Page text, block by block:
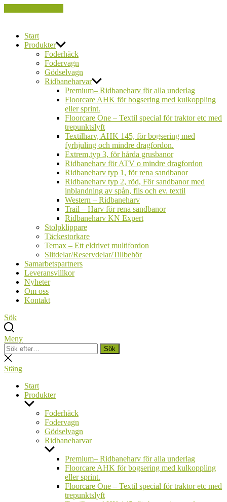
Start
Produkter
Foderhäck
Fodervagn
Gödselvagn
Ridbaneharvar
Premium– Ridbaneharv för alla underlag
Floorcare AHK för bogsering med kulkoppling
eller sprint.
Floorcare One – Textil special för traktor etc med
trepunktslyft
Textilharv, AHK 145, för bogsering med
fyrhjuling och mindre dragfordon.
Extrem,typ 3, för hårda grusbanor
Ridbaneharv för ATV o mindre dragfordon
Ridbaneharv typ 1, för rena sandbanor
Ridbaneharv typ 2, röd, För sandbanor med
inblandning av spån, flis och ev. textil
Western – Ridbaneharv
Trail – Harv för rena sandbanor
Ridbaneharv KN Expert
Stolpklippare
Täckestorkare
Temax – Ett eldrivet multifordon
Slitdelar/Reservdelar/Tillbehör
Samarbetspartners
Leveransvillkor
Nyheter
Om oss
Kontakt
Sök
Meny
Sök
efter:
Sök
Stäng
sökning
Stäng
Start
Produkter
Visa
undermenyFoderhäck
Fodervagn
Gödselvagn
Ridbaneharvar
Visa
undermenyPremium– Ridbaneharv för alla underlag
Floorcare AHK för bogsering med kulkoppling
eller sprint.
Floorcare One – Textil special för traktor etc med
trepunktslyft